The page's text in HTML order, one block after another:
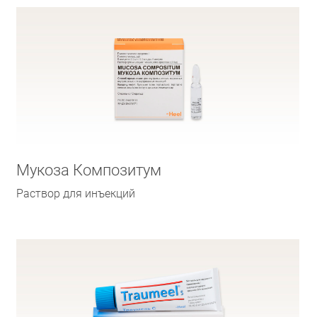
Мукоза Композитум
Раствор для инъекций